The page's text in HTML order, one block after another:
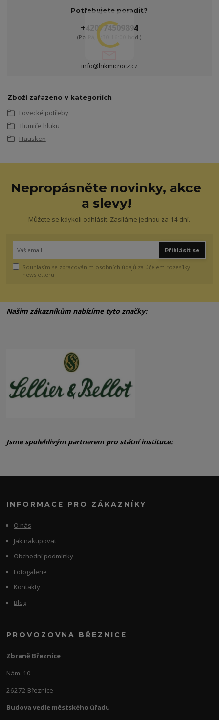
Potřebujete poradit?
+420774509894
(Po-Pá, 8:30-16:00 hod.)
info@hikmicrocz.cz
Zboží zařazeno v kategoriích
Lovecké potřeby
Tlumiče hluku
Hausken
Nepropásněte novinky, akce
a slevy!
Můžete se kdykoli odhlásit. Zasíláme jednou za 14 dní.
Přihlásit se
Souhlasím se zpracováním osobních údajů za účelem rozesílky
newsletteru.
Našim zákazníkům nabízíme tyto značky:
Jsme spolehlivým partnerem pro státní instituce:
INFORMACE PRO ZÁKAZNÍKY
O nás
Jak nakupovat
Obchodní podmínky
Fotogalerie
Kontakty
Blog
PROVOZOVNA BŘEZNICE
Zbraně Březnice
Nám. 10
26272 Březnice -
Budova vedle městského úřadu